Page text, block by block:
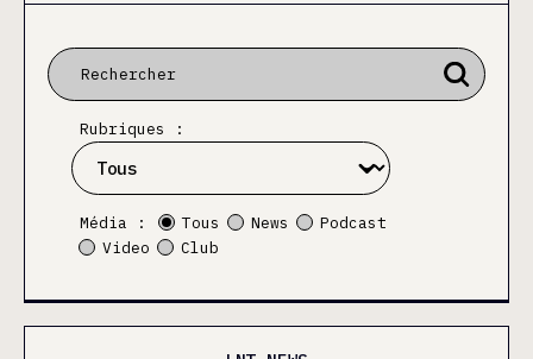
Rubriques :
Média : Tous News
Podcast
Video
Club